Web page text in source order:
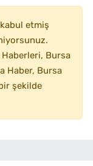
kabul etmiş
Haberleri, Bursa
Haber, Bursa
şekilde